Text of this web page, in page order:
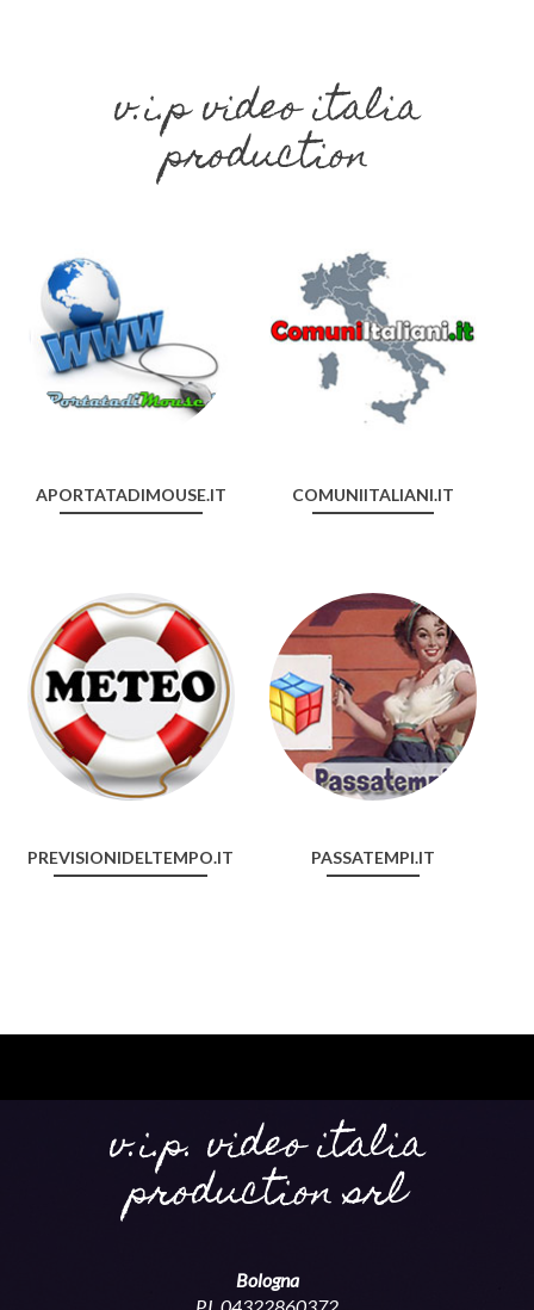
v.i.p video italia
production
APORTATADIMOUSE.IT COMUNIITALIANI.IT
PREVISIONIDELTEMPO.IT PASSATEMPI.IT
v.i.p. video italia
production srl
Bologna